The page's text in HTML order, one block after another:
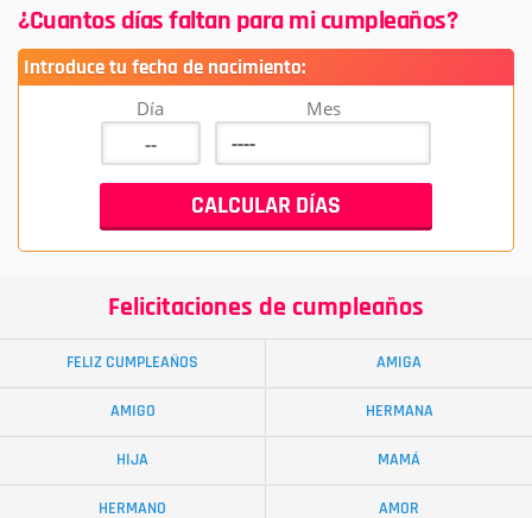
¿Cuantos días faltan para mi cumpleaños?
Introduce tu fecha de nacimiento:
Día Mes
Felicitaciones de cumpleaños
FELIZ CUMPLEAÑOS AMIGA
AMIGO HERMANA
HIJA MAMÁ
HERMANO AMOR